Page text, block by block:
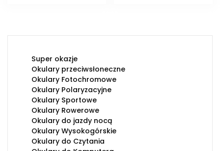
Super okazje
Okulary przeciwsłoneczne
Okulary Fotochromowe
Okulary Polaryzacyjne
Okulary Sportowe
Okulary Rowerowe
Okulary do jazdy nocą
Okulary Wysokogórskie
Okulary do Czytania